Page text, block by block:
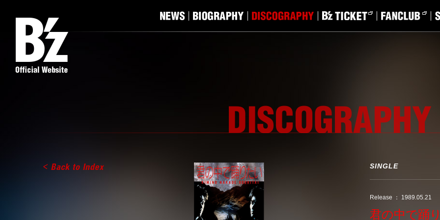
SINGLE
Release ： 1989.05.21
君の中で踊